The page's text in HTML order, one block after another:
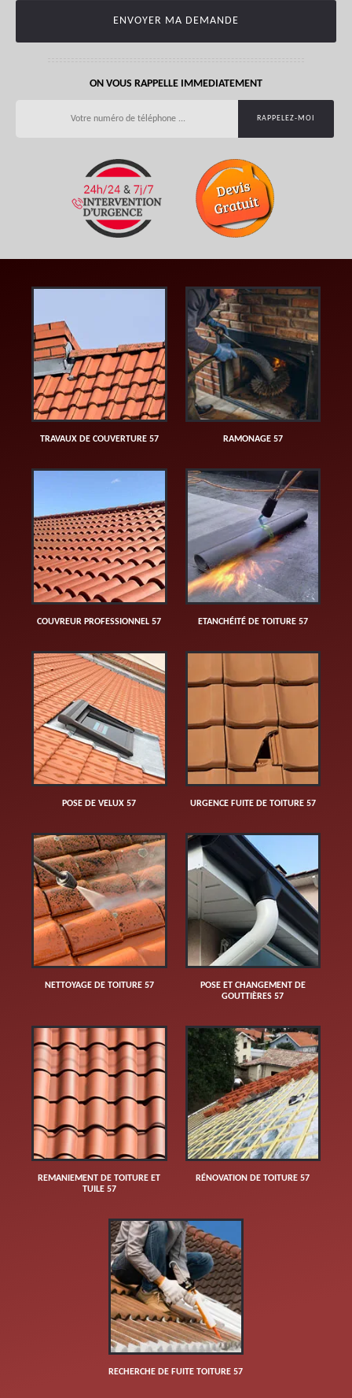
ON VOUS RAPPELLE IMMEDIATEMENT
TRAVAUX DE COUVERTURE 57 RAMONAGE 57
COUVREUR PROFESSIONNEL 57 ETANCHÉITÉ DE TOITURE 57
POSE DE VELUX 57 URGENCE FUITE DE TOITURE 57
NETTOYAGE DE TOITURE 57
POSE ET CHANGEMENT DE
GOUTTIÈRES 57
REMANIEMENT DE TOITURE ET
TUILE 57
RÉNOVATION DE TOITURE 57
RECHERCHE DE FUITE TOITURE 57